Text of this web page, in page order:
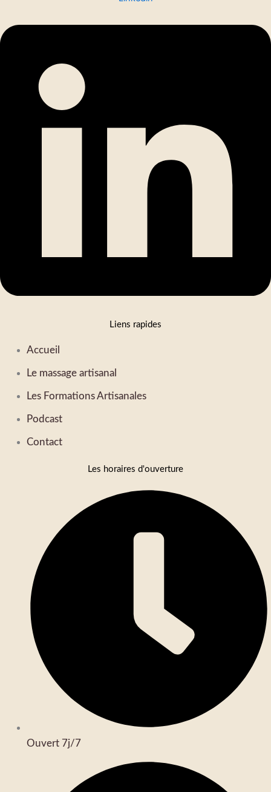
Liens rapides
Accueil
Le massage artisanal
Les Formations Artisanales
Podcast
Contact
Les horaires d'ouverture
Ouvert 7j/7